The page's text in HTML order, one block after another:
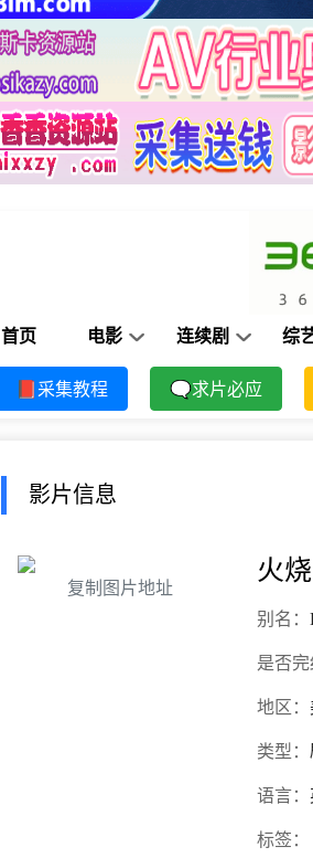
首页 电影 连续剧 综
📕采集教程 🗨求片必应
影片信息
复制图片地址
火
别名：
是否
地区：
类型：
语言：
标签：